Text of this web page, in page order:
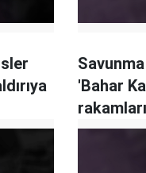
'Bahar